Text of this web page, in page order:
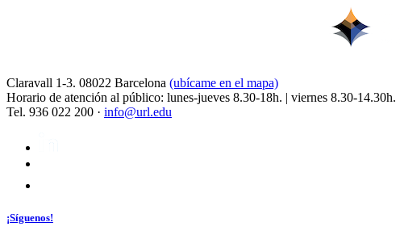
Claravall 1-3. 08022 Barcelona (ubícame en el mapa)
Horario de atención al público: lunes-jueves 8.30-18h. | viernes 8.30-14.30h.
Tel. 936 022 200 · info@url.edu
¡Síguenos!